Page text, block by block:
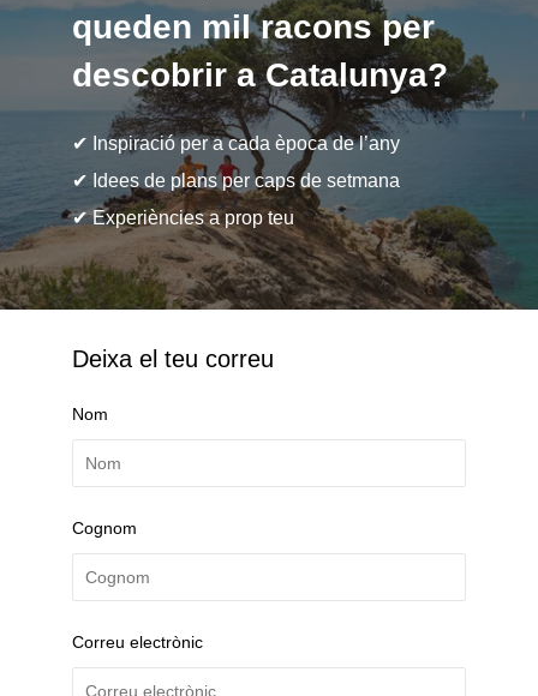
queden mil racons per
descobrir a Catalunya?
✔ Inspiració per a cada època de l’any
✔ Idees de plans per caps de setmana
✔ Experiències a prop teu
Deixa el teu correu
Nom
Cognom
Correu electrònic